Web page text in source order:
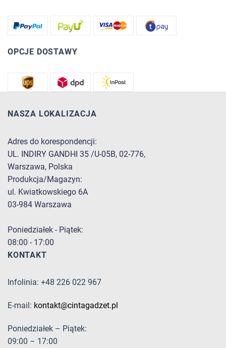
OPCJE DOSTAWY
NASZA LOKALIZACJA
Adres do korespondencji:
UL. INDIRY GANDHI 35 /U-05B, 02-776,
Warszawa, Polska
Produkcja/Magazyn:
ul. Kwiatkowskiego 6A
03-984 Warszawa
Poniedziałek - Piątek:
08:00 - 17:00
KONTAKT
Infolinia: +48 226 022 967
E-mail: kontakt@cintagadzet.pl
Poniedziałek – Piątek:
09:00 – 17:00